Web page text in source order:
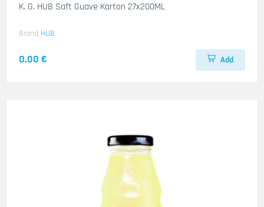
K. G. HUB Saft Guave Karton 27x200ML
Brand HUB
0.00 € Add